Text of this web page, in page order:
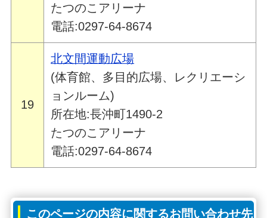
たつのこアリーナ
電話:0297-64-8674
19
北文間運動広場
(体育館、多目的広場、レクリエーシ
ョンルーム)
所在地:長沖町1490-2
たつのこアリーナ
電話:0297-64-8674
このページの内容に関するお問い合わせ先